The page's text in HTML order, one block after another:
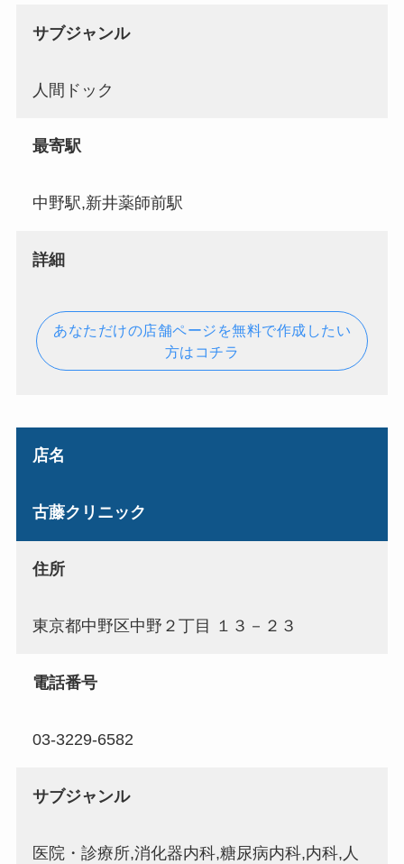
サブジャンル
人間ドック
最寄駅
中野駅,新井薬師前駅
詳細
あなただけの店舗ページを無料で作成したい
方はコチラ
店名
古藤クリニック
住所
東京都中野区中野２丁目 １３－２３
電話番号
03-3229-6582
サブジャンル
医院・診療所,消化器内科,糖尿病内科,内科,人